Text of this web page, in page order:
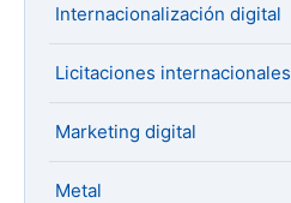
Internacionalización digital
Licitaciones internacionales
Marketing digital
Metal